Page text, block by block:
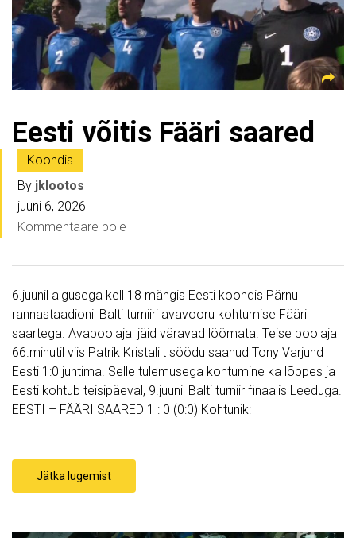
Eesti võitis Fääri saared
Koondis
By jklootos
juuni 6, 2026
Kommentaare pole
6.juunil algusega kell 18 mängis Eesti koondis Pärnu
rannastaadionil Balti turniiri avavooru kohtumise Fääri
saartega. Avapoolajal jäid väravad löömata. Teise poolaja
66.minutil viis Patrik Kristalilt söödu saanud Tony Varjund
Eesti 1:0 juhtima. Selle tulemusega kohtumine ka lõppes ja
Eesti kohtub teisipäeval, 9.juunil Balti turniir finaalis Leeduga.
EESTI – FÄÄRI SAARED 1 : 0 (0:0) Kohtunik:
Jätka lugemist